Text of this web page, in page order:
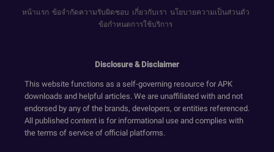
หน้าแรก ข้อจำกัดความรับผิดชอบ เกี่ยวกับเรา นโยบายความเป็นส่วนตัว
ข้อกำหนดการใช้บริการ
Disclosure & Disclaimer
This website functions as a self-governing resource for APK
downloads and helpful articles. We are unaffiliated with and not
endorsed by any of the brands, developers, or entities referenced.
All published content is for informational use and complies with
the terms of service of official platforms.